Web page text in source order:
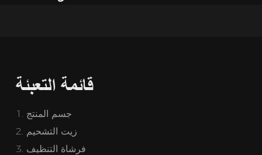
قائمة التعبئة
1. جسم المنتج
2. زيت التشحيم
3. فرشاة التنظيف